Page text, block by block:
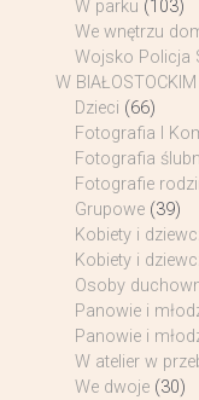
W parku (103)
We wnętrzu
Wojsko Policja
W
Dzieci (66)
Fotografia I
Fotografia
Fotografie
Grupowe (39)
Kobiety i
Kobiety i
Osoby
Panowie i
Panowie i
W atelier w
We dwoje (30)